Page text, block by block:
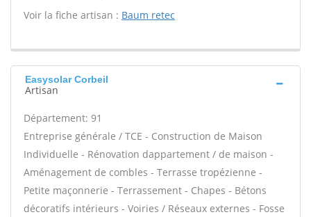
Voir la fiche artisan : Baum retec
Easysolar Corbeil
Artisan
Département: 91
Entreprise générale / TCE - Construction de Maison
Individuelle - Rénovation dappartement / de maison -
Aménagement de combles - Terrasse tropézienne -
Petite maçonnerie - Terrassement - Chapes - Bétons
décoratifs intérieurs - Voiries / Réseaux externes - Fosse